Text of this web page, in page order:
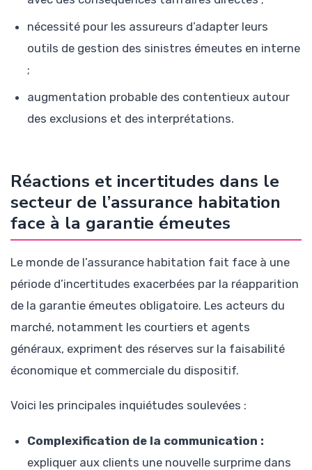
nécessité pour les assureurs d’adapter leurs
outils de gestion des sinistres émeutes en interne
;
augmentation probable des contentieux autour
des exclusions et des interprétations.
Réactions et incertitudes dans le
secteur de l’assurance habitation
face à la garantie émeutes
Le monde de l’assurance habitation fait face à une
période d’incertitudes exacerbées par la réapparition
de la garantie émeutes obligatoire. Les acteurs du
marché, notamment les courtiers et agents
généraux, expriment des réserves sur la faisabilité
économique et commerciale du dispositif.
Voici les principales inquiétudes soulevées :
Complexification de la communication :
expliquer aux clients une nouvelle surprime dans